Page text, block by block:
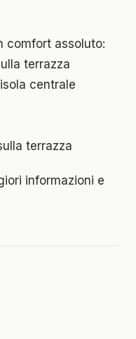
comfort assoluto:
terrazza
centrale
terrazza
informazioni e